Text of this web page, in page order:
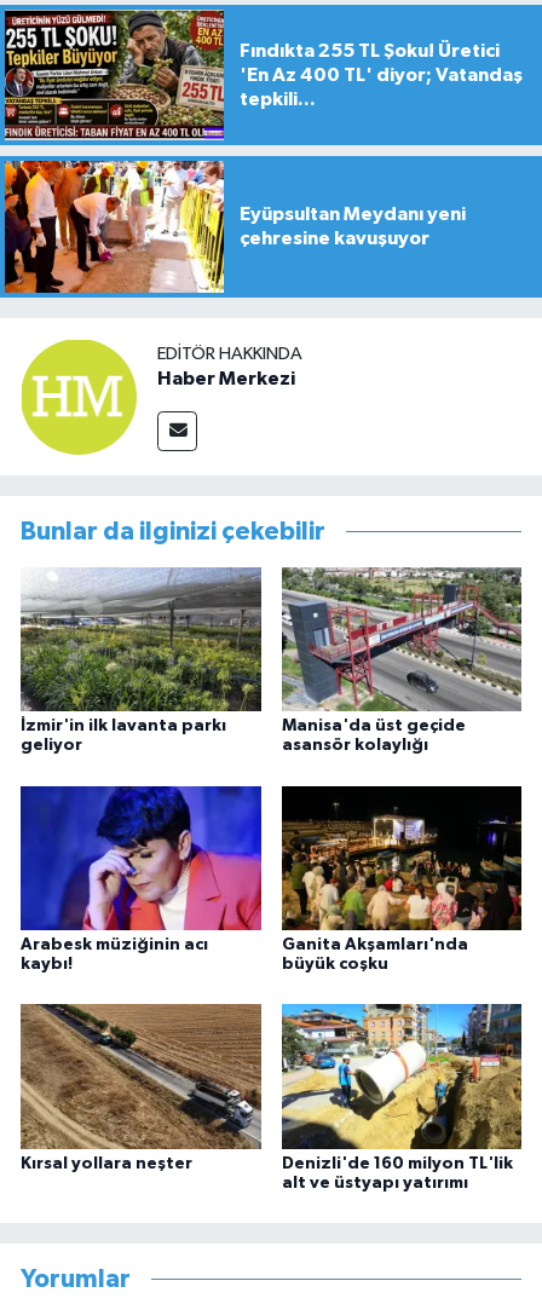
Fındıkta 255 TL Şoku! Üretici
'En Az 400 TL' diyor; Vatandaş
tepkili...
Eyüpsultan Meydanı yeni
çehresine kavuşuyor
EDITÖR HAKKINDA
Haber Merkezi
Bunlar da ilginizi çekebilir
İzmir'in ilk lavanta parkı
geliyor
Manisa'da üst geçide
asansör kolaylığı
Arabesk müziğinin acı
kaybı!
Ganita Akşamları'nda
büyük coşku
Kırsal yollara neşter
Denizli'de 160 milyon TL'lik
alt ve üstyapı yatırımı
Yorumlar